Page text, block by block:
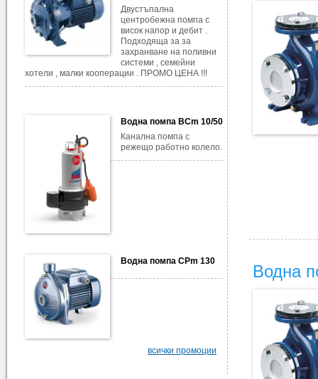
Двустъпална
центробежна помпа с
висок напор и дебит .
Подходяща за за
захранване на поливни
системи , семейни
хотели , малки кооперации . ПРОМО ЦЕНА !!!
Водна помпа BCm 10/50
Канална помпа с
режещо работно колело.
Водна помпа CPm 130
всички промоции
Водна